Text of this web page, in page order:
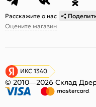
Расскажите о нас
Оцените магазин
ИКС 1340
© 2010—2026 Склад